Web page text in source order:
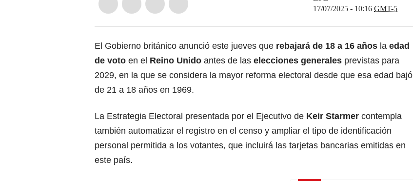
17/07/2025 - 10:16 GMT-5
El Gobierno británico anunció este jueves que rebajará de 18 a 16 años la edad
de voto en el Reino Unido antes de las elecciones generales previstas para
2029, en la que se considera la mayor reforma electoral desde que esa edad bajó
de 21 a 18 años en 1969.
La Estrategia Electoral presentada por el Ejecutivo de Keir Starmer contempla
también automatizar el registro en el censo y ampliar el tipo de identificación
personal permitida a los votantes, que incluirá las tarjetas bancarias emitidas en
este país.